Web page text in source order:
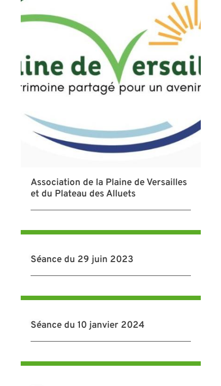
Association de la Plaine de Versailles
et du Plateau des Alluets
Séance du 29 juin 2023
Séance du 10 janvier 2024